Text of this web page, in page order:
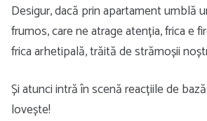
Desigur, dacă prin apartament umblă
frumos, care ne atrage atenția, frica e
frica arhetipală, trăită de strămoșii
Și atunci intră în scenă reacțiile de
lovește!